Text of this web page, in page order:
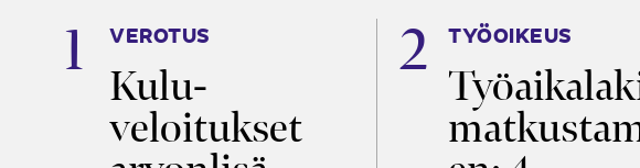
VEROTUS
Kulu­
veloitukset
TYÖOIKEUS